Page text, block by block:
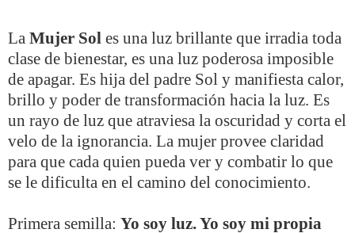
La Mujer Sol es una luz brillante que irradia toda
clase de bienestar, es una luz poderosa imposible
de apagar. Es hija del padre Sol y manifiesta calor,
brillo y poder de transformación hacia la luz. Es
un rayo de luz que atraviesa la oscuridad y corta el
velo de la ignorancia. La mujer provee claridad
para que cada quien pueda ver y combatir lo que
se le dificulta en el camino del conocimiento.
Primera semilla: Yo soy luz. Yo soy mi propia